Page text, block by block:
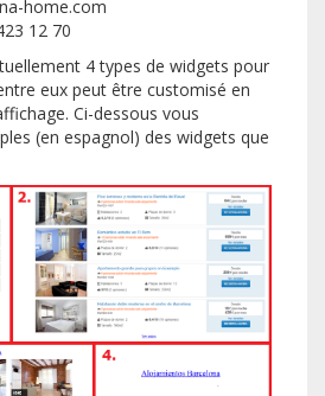
home.com
12 70
4 types de widgets pour
eux peut être customisé en
Ci-dessous vous
(en espagnol) des widgets que